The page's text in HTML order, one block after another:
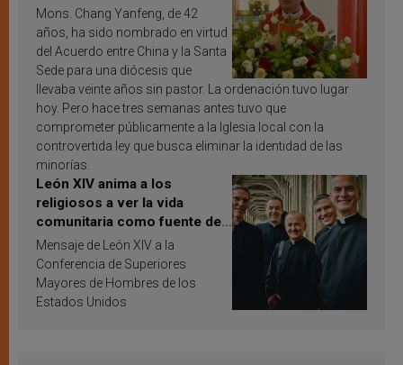
Mons. Chang Yanfeng, de 42
años, ha sido nombrado en virtud
del Acuerdo entre China y la Santa
Sede para una diócesis que
llevaba veinte años sin pastor. La ordenación tuvo lugar
hoy. Pero hace tres semanas antes tuvo que
comprometer públicamente a la Iglesia local con la
controvertida ley que busca eliminar la identidad de las
minorías.
León XIV anima a los
religiosos a ver la vida
comunitaria como fuente de
inspiración y santificación
Mensaje de León XIV a la
Conferencia de Superiores
Mayores de Hombres de los
Estados Unidos